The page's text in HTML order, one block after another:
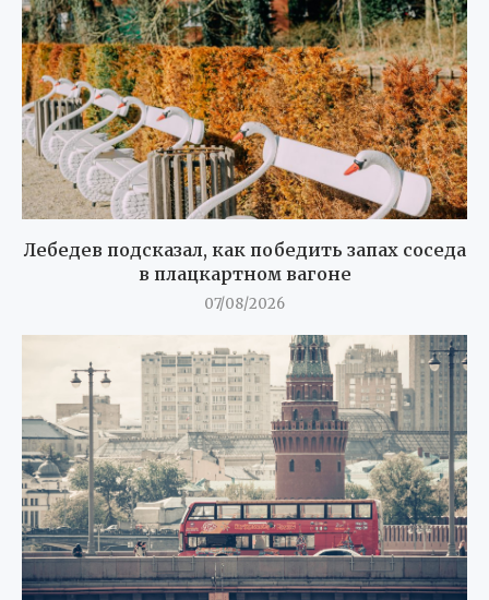
Лебедев подсказал, как победить запах соседа
в плацкартном вагоне
07/08/2026